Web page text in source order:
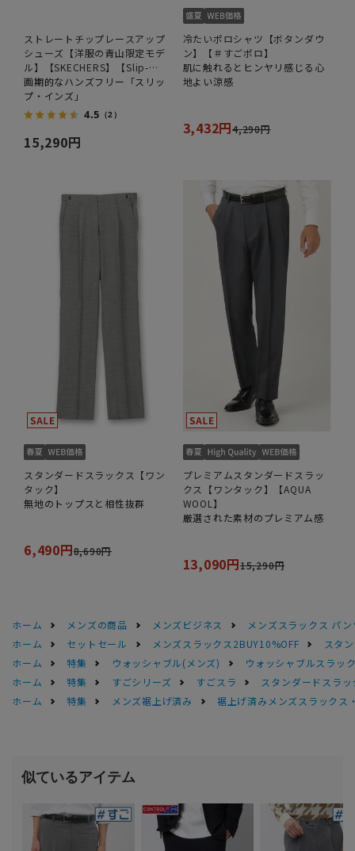
ストレートチップレースアップ
シューズ【洋服の青山限定モデ
ル】【SKECHERS】【Slip-
ins】
画期的なハンズフリー「スリッ
プ・インズ」
4.5 （2）
15,290円
冷たいポロシャツ【ボタンダウ
ン】【＃すごポロ】
肌に触れるとヒンヤリ感じる心
地よい涼感
3,432円4,290円
スタンダードスラックス【ワン
タック】
無地のトップスと相性抜群
6,490円8,690円
プレミアムスタンダードスラッ
クス【ワンタック】【AQUA
WOOL】
厳選された素材のプレミアム感
13,090円15,290円
ホーム メンズの商品 メンズビジネス
メンズスラックス パン
ホーム
セットセール メンズスラックス2BUY10%OFF
スタ
ホーム
特集 ウォッシャブル(メンズ)
ウォッシャブルスラッ
ホーム
特集 すごシリーズ すごスラ
スタンダードスラ
ホーム
特集 メンズ裾上げ済み 裾上げ済みメンズスラックス